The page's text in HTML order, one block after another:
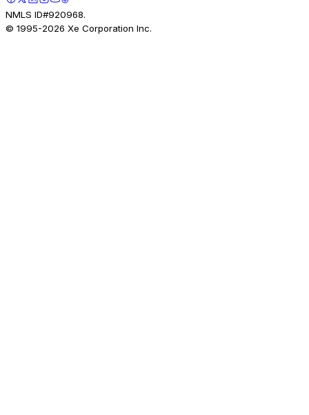
NMLS ID#920968.
© 1995-2026 Xe Corporation Inc.